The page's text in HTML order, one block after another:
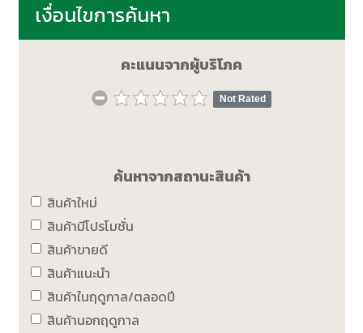
เงื่อนไขการค้นหา
คะแนนจากผู้บริโภค
Not Rated
ค้นหาจากสถานะสินค้า
สินค้าใหม่
สินค้ามีโปรโมชั่น
สินค้าขายดี
สินค้าแนะนำ
สินค้าในฤดูกาล/ตลอดปี
สินค้านอกฤดูกาล